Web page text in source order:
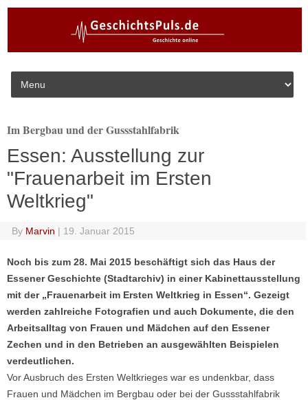
Skip to content
Im Bergbau und der Gussstahlfabrik
Essen: Ausstellung zur
"Frauenarbeit im Ersten
Weltkrieg"
By Marvin | 19. Januar 2015
Noch bis zum 28. Mai 2015 beschäftigt sich das Haus der
Essener Geschichte (Stadtarchiv) in einer Kabinettausstellung
mit der „Frauenarbeit im Ersten Weltkrieg in Essen“. Gezeigt
werden zahlreiche Fotografien und auch Dokumente, die den
Arbeitsalltag von Frauen und Mädchen auf den Essener
Zechen und in den Betrieben an ausgewählten Beispielen
verdeutlichen.
Vor Ausbruch des Ersten Weltkrieges war es undenkbar, dass
Frauen und Mädchen im Bergbau oder bei der Gussstahlfabrik